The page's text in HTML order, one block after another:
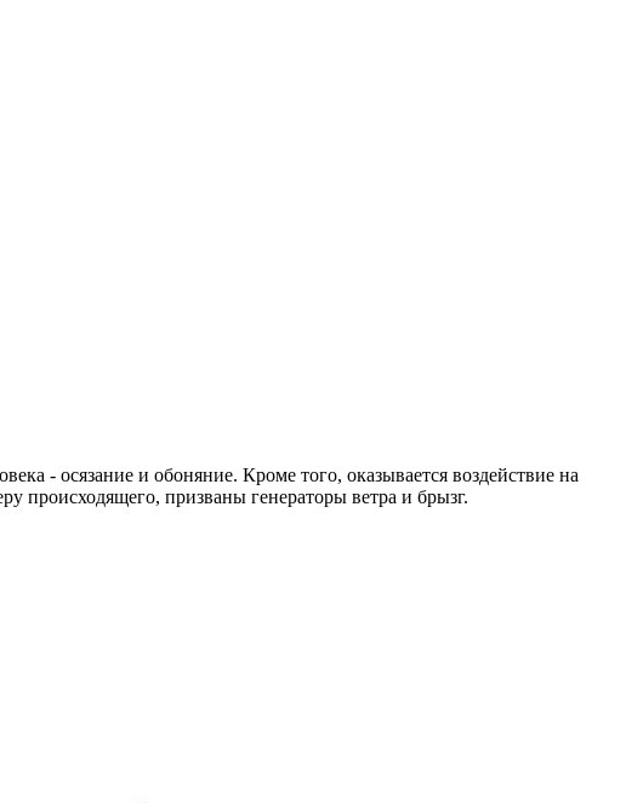
- осязание и обоняние. Кроме того, оказывается воздействие на
происходящего, призваны генераторы ветра и брызг.